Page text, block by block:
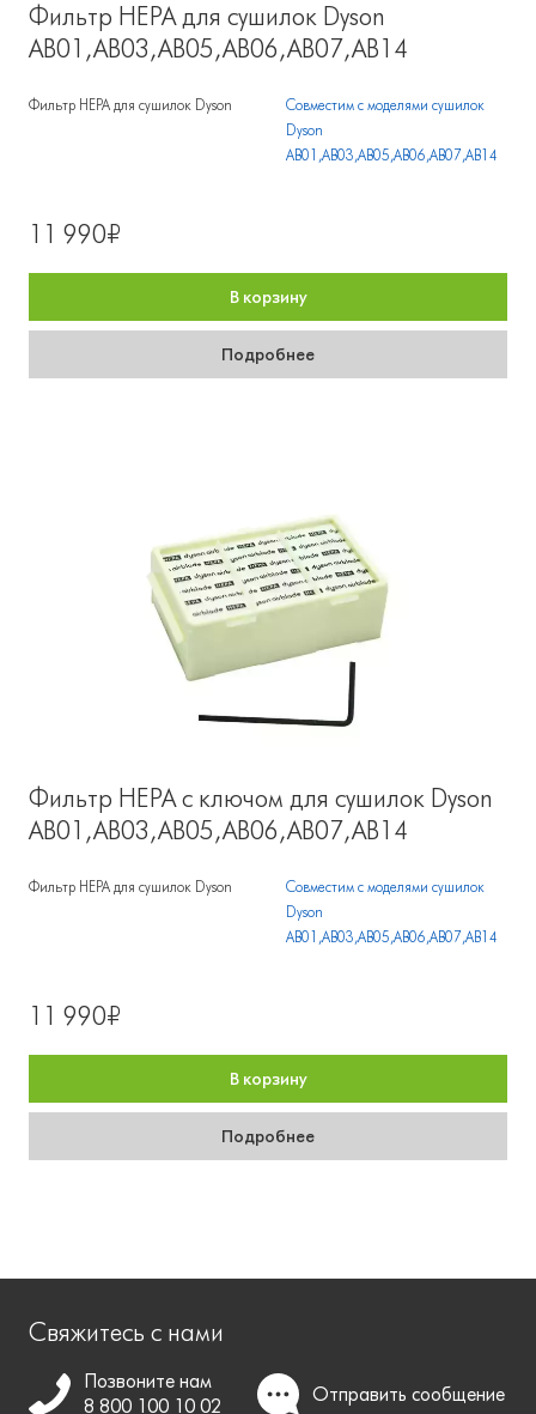
Фильтр HEPA для сушилок Dyson
AB01,AB03,AB05,AB06,AB07,AB14
Фильтр HEPA для сушилок Dyson
Совместим с моделями сушилок
Dyson
AB01,AB03,AB05,AB06,AB07,AB14
11 990₽
В корзину
Подробнее
Фильтр HEPA с ключом для сушилок Dyson
AB01,AB03,AB05,AB06,AB07,AB14
Фильтр HEPA для сушилок Dyson
Совместим с моделями сушилок
Dyson
AB01,AB03,AB05,AB06,AB07,AB14
11 990₽
В корзину
Подробнее
Свяжитесь с нами
Позвоните нам
8 800 100 10 02
Отправить сообщение